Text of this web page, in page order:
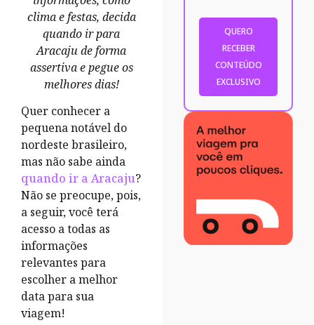
clima e festas, decida
quando ir para
Aracaju de forma
assertiva e pegue os
melhores dias!
Quer conhecer a
pequena notável do
nordeste brasileiro,
mas não sabe ainda
quando ir a Aracaju?
Não se preocupe, pois,
a seguir, você terá
acesso a todas as
informações
relevantes para
escolher a melhor
data para sua
viagem!